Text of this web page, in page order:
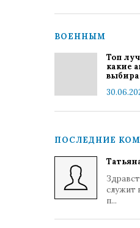
ВОЕННЫМ
Топ
какие
ПОСЛЕДНИЕ
служит
п...